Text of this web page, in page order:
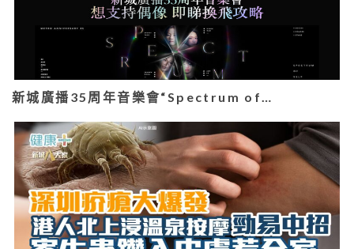
新城廣播35周年音樂會“Spectrum of…